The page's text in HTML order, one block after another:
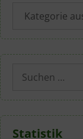
Suchen
nach:
Statistik